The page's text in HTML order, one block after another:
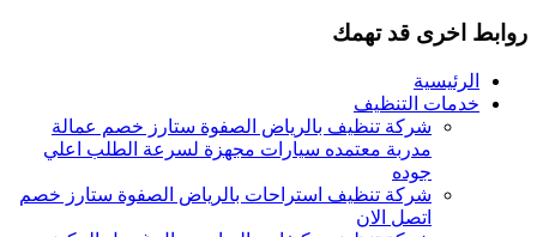
روابط اخرى قد تهمك
الرئيسية
خدمات التنظيف
شركة تنظيف بالرياض الصفوة ستارز خصم عمالة
مدربة معتمده سيارات مجهزة لسرعة الطلب اعلي
جوده
شركة تنظيف استراحات بالرياض الصفوة ستارز خصم
اتصل الان